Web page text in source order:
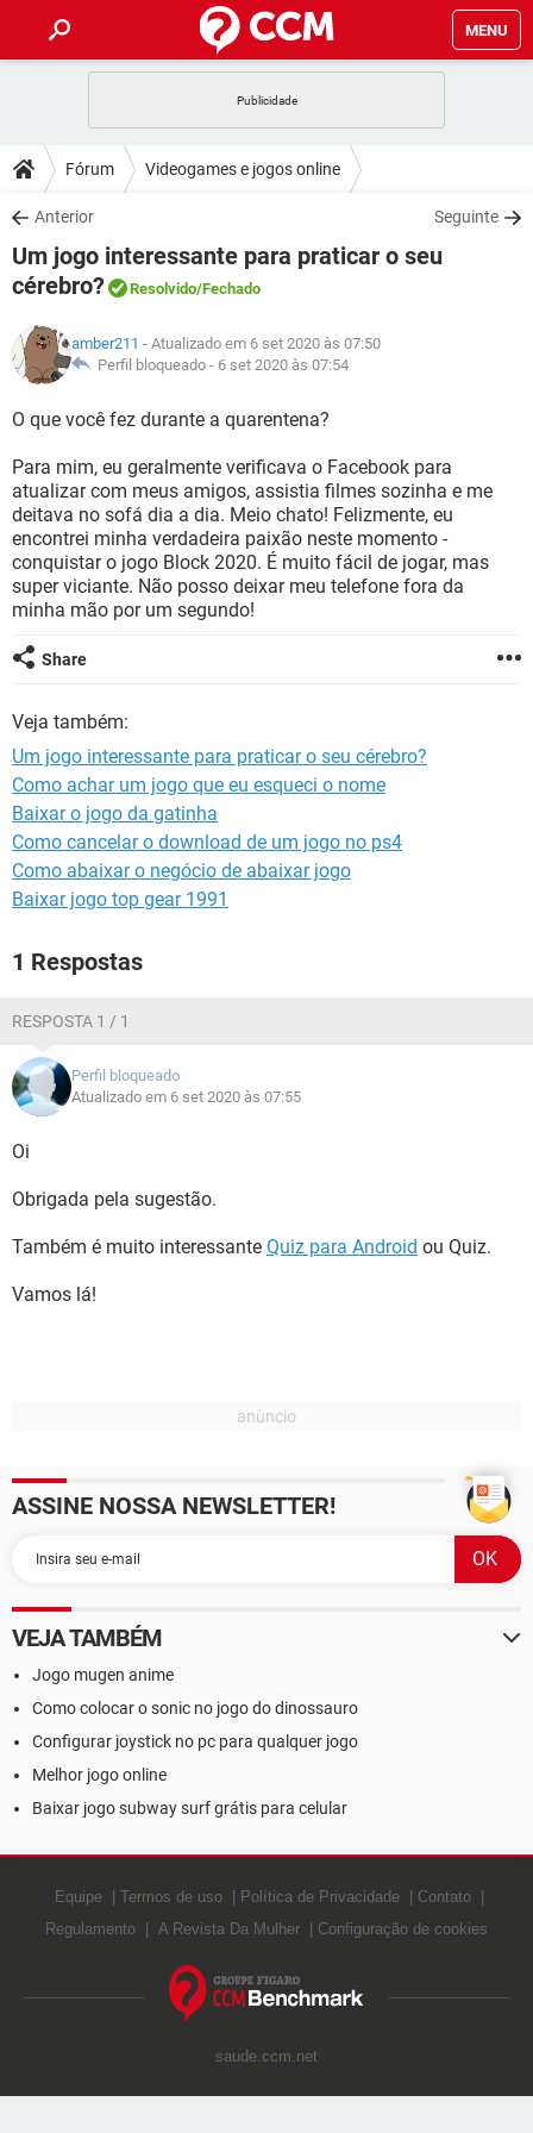
MENU
CELULAR FACEBOOK
OUTLOOK
INSTAGRAM GMAIL
GUIA DE COMPRAS
DICAS
JOGOS WHATSAPP
OUTLOOK
GUIA DE COMPRAS
DOWNLOADS
JOGOS WHATSAPP
CELULAR
OUTLOOK EXCEL
INSTAGRAM
GUIA DE COMPRAS
FÓRUM
CELULAR FACEBOOK
GUIA DE COMPRAS
GLOSSÁRIO
JOGOS
CELULAR FACEBOOK
OUTLOOK EXCEL
INSTAGRAM GMAIL
GUIA DE COMPRAS
Fórum Videogames e jogos online
Anterior Seguinte
Um jogo interessante para praticar o seu
cérebro?
Resolvido/Fechado
amber211 - Atualizado em 6 set 2020 às 07:50
Perfil bloqueado - 6 set 2020 às 07:54
O que você fez durante a quarentena?
Para mim, eu geralmente verificava o Facebook para
atualizar com meus amigos, assistia filmes sozinha e me
deitava no sofá dia a dia. Meio chato! Felizmente, eu
encontrei minha verdadeira paixão neste momento -
conquistar o jogo Block 2020. É muito fácil de jogar, mas
super viciante. Não posso deixar meu telefone fora da
minha mão por um segundo!
Share
Veja também:
Um jogo interessante para praticar o seu cérebro?
Como achar um jogo que eu esqueci o nome
Baixar o jogo da gatinha
Como cancelar o download de um jogo no ps4
Como abaixar o negócio de abaixar jogo
Baixar jogo top gear 1991
1 Respostas
RESPOSTA 1 / 1
Perfil bloqueado
Atualizado em 6 set 2020 às 07:55
Oi
Obrigada pela sugestão.
Também é muito interessante Quiz para Android ou Quiz.
Vamos lá!
ASSINE NOSSA NEWSLETTER!
VEJA TAMBÉM
Jogo mugen anime
Como colocar o sonic no jogo do dinossauro
Configurar joystick no pc para qualquer jogo
Melhor jogo online
Baixar jogo subway surf grátis para celular
Equipe Termos de uso Política de Privacidade
Contato
Regulamento
A Revista Da Mulher Configuração de cookies
saude.ccm.net